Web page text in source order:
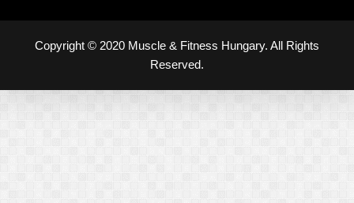
Copyright © 2020 Muscle & Fitness Hungary. All Rights
Reserved.